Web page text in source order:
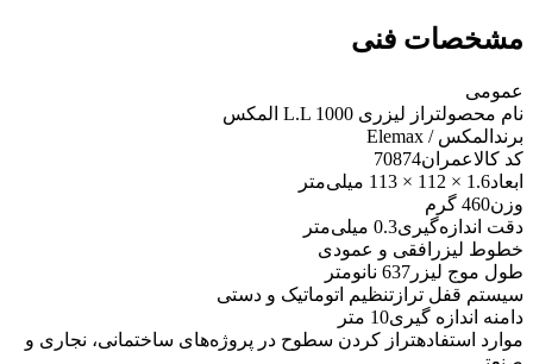
مشخصات فنی
عمومی
نام محصولتراز لیزری L.L 1000 المکس
برند المکس / Elemax
کد کالاعمران70874
ابعاد1.6 × 112 × 113 میلی‌متر
وزن460 گرم
دقت اندازه‌گیری0.3 میلی‌متر
خطوط لیزر افقی و عمودی
طول موج لیزر 637 نانومتر
سیستم قفل تراز تنظیم اتوماتیک و دستی
دامنه اندازه گیری10 متر
موارد استفادهتراز کردن سطوح در پروژه‌های ساختمانی، نجاری و